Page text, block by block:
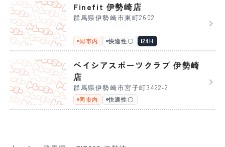
Finefit 伊勢崎店
群馬県伊勢崎市東町2602
同市内 快適性〇 24H
ベイシアスポーツクラブ 伊勢崎
店
群馬県伊勢崎市宮子町3422-2
同市内 快適性〇